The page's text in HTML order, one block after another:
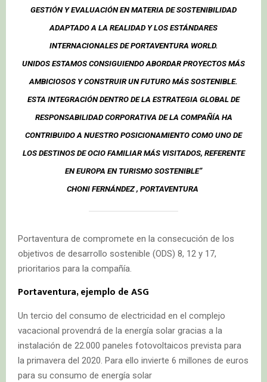
GESTIÓN Y EVALUACIÓN EN MATERIA DE SOSTENIBILIDAD
ADAPTADO A LA REALIDAD Y LOS ESTÁNDARES
INTERNACIONALES DE PORTAVENTURA WORLD.
UNIDOS ESTAMOS CONSIGUIENDO ABORDAR PROYECTOS MÁS
AMBICIOSOS Y CONSTRUIR UN FUTURO MÁS SOSTENIBLE.
ESTA INTEGRACIÓN DENTRO DE LA ESTRATEGIA GLOBAL DE
RESPONSABILIDAD CORPORATIVA DE LA COMPAÑÍA HA
CONTRIBUIDO A NUESTRO POSICIONAMIENTO COMO UNO DE
LOS DESTINOS DE OCIO FAMILIAR MÁS VISITADOS, REFERENTE
EN EUROPA EN TURISMO SOSTENIBLE”
CHONI FERNÁNDEZ , PORTAVENTURA
Portaventura de compromete en la consecución de los
objetivos de desarrollo sostenible (ODS) 8, 12 y 17,
prioritarios para la compañía.
Portaventura, ejemplo de ASG
Un tercio del consumo de electricidad en el complejo
vacacional provendrá de la energía solar gracias a la
instalación de 22.000 paneles fotovoltaicos prevista para
la primavera del 2020. Para ello invierte 6 millones de euros
para su consumo de energía solar